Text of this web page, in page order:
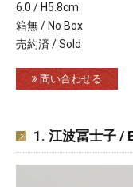
6.0 / H5.8cm
箱無 / No Box
売約済 / Sold
問い合わせる
1. 江波冨士子 /